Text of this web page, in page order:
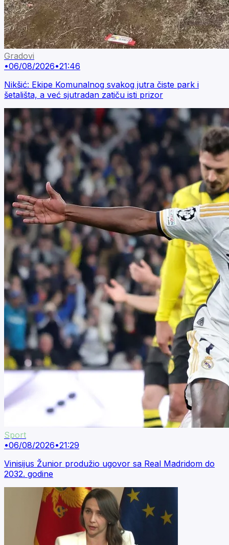
Gradovi
•06/08/2026•21:46
Nikšić: Ekipe Komunalnog svakog jutra čiste park i
šetališta, a već sjutradan zatiču isti prizor
Sport
•06/08/2026•21:29
Vinisijus Žunior produžio ugovor sa Real Madridom do
2032. godine